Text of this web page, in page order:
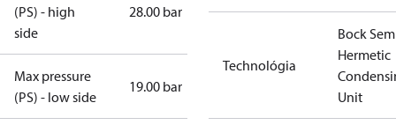
(PS) - high
side
28.00 bar
Max pressure
(PS) - low side
19.00 bar
Technológia
Bock
Hermetic
Unit